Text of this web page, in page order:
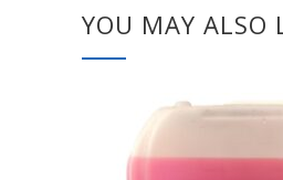
YOU MAY ALSO